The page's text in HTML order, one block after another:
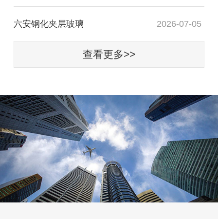
六安钢化夹层玻璃 2026-07-05
查看更多>>